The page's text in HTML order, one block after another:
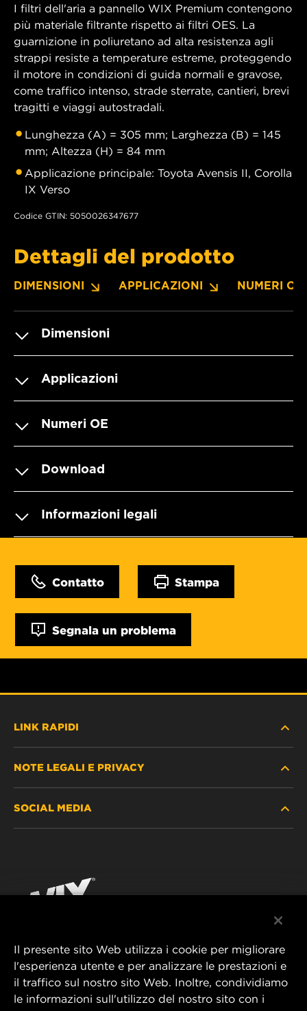
I filtri dell'aria a pannello WIX Premium contengono
più materiale filtrante rispetto ai filtri OES. La
guarnizione in poliuretano ad alta resistenza agli
strappi resiste a temperature estreme, proteggendo
il motore in condizioni di guida normali e gravose,
come traffico intenso, strade sterrate, cantieri, brevi
tragitti e viaggi autostradali.
Lunghezza (A) = 305 mm; Larghezza (B) = 145
mm; Altezza (H) = 84 mm
Applicazione principale: Toyota Avensis II, Corolla
IX Verso
Codice GTIN: 5050026347677
Dettagli del prodotto
DIMENSIONI APPLICAZIONI NUMERI OE
Dimensioni
Applicazioni
Numeri OE
Download
Informazioni legali
Contatto Stampa
Segnala un problema
LINK RAPIDI
DOVE ACQUISTARE
CONTATTACI
NOTE LEGALI E PRIVACY
IMPRESSUM
SOCIAL MEDIA
YouTube
MANN+HUMMEL FT Poland
ul. Wrocławska 145,
63-800 GOSTYŃ, POLAND
Il presente sito Web utilizza i cookie per migliorare
l'esperienza utente e per analizzare le prestazioni e
il traffico sul nostro sito Web. Inoltre, condividiamo
le informazioni sull'utilizzo del nostro sito con i